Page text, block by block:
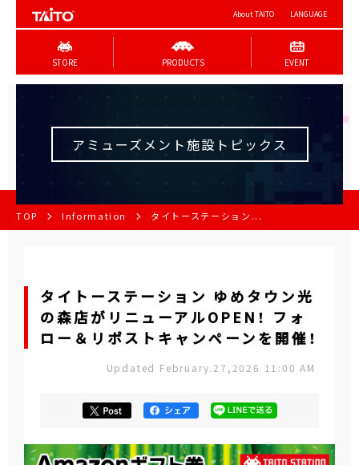
About TAITO LANGUAGE
STORE PRODUCTS EVENT
アミューズメント施設トピックス
TOP Information タイトーステーション...
タイトーステーション ゆめタウン光
の森店がリニューアルOPEN！ フォ
ロー＆リポストキャンペーンを開催！
Updated February.27,2026 11:00 AM